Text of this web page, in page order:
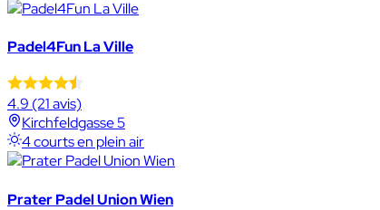
Padel4Fun La Ville
4.9 (21 avis)
Kirchfeldgasse 5
4 courts en plein air
Prater Padel Union Wien